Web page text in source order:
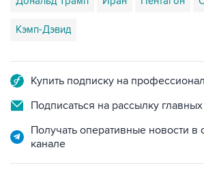
Кэмп-Дэвид
Купить подписку на
Подписаться на рассылку
Получать оперативные новости
канале